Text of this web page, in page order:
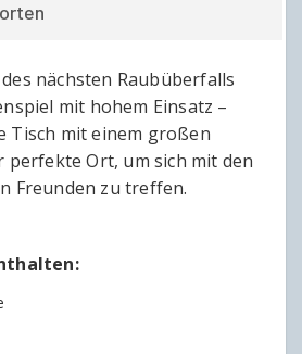
nächsten Raubüberfalls
mit hohem Einsatz –
Tisch mit einem großen
Ort, um sich mit den
Freunden zu treffen.